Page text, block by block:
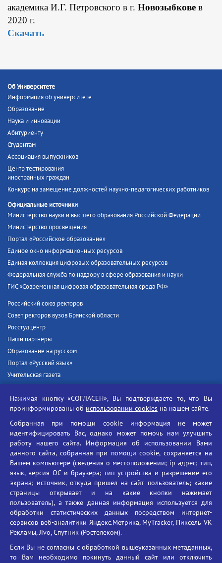
академика И.Г. Петровского в г. Новозыбкове в
2020 г.
Скачать
Об Университете
Информация об университете
Образование
Наука и инновации
Абитуриенту
Студентам
Ассоциация выпускников
Центр тестирования
иностранных граждан
Конкурс на замещение должностей научно-педагогических работников
Официальные источники
Министерство науки и высшего образования Российской Федерации
Министерство просвещения
Портал «Российское образование»
Единое окно информационных ресурсов
Единая коллекция цифровых образовательных ресурсов
Федеральная служба по надзору в сфере образования и науки
ГИС «Современная цифровая образовательная среда РФ»
Российский союз ректоров
Совет ректоров вузов Брянской области
Росстудцентр
Наши партнёры
Образование на русском
Портал «Русский язык»
Учительская газета
Единый портал государственных услуг
Противодействие угрозам информационной безопасности
Социальные ролики - Генеральная прокуратура РФ
Противодействие коррупции
БГУ против наркотиков
Брянский государственный университет
имени академика И.Г. Петровского
Время работы: пн-пт 09:00-18:00
E-mail: bryanskgu@mail.ru
Телефон: +7(4832)58-90-85
Нажимая кнопку «СОГЛАСЕН», Вы подтверждаете то, что Вы
проинформированы об использовании cookies на нашем сайте.
Собранная при помощи cookie информация не может
идентифицировать Вас, однако может помочь нам улучшить
работу нашего сайта. Информация об использовании Вами
данного сайта, собранная при помощи cookie, сохраняется на
Вашем компьютере (сведения о местоположении; ip-адрес; тип,
язык, версия ОС и браузера; тип устройства и разрешение его
экрана; источник, откуда пришел на сайт пользователь; какие
страницы открывает и на какие кнопки нажимает
пользователь), а также данная информация используется для
обработки статистических данных посредством интернет-
сервисов веб-аналитики Яндекс.Метрика, MyTracker, Пиксель VK
Рекламы, Jivo, Спутник (Ростелеком).
Если Вы не согласны с обработкой вышеуказанных метаданных,
то Вам необходимо покинуть данный сайт или отключить